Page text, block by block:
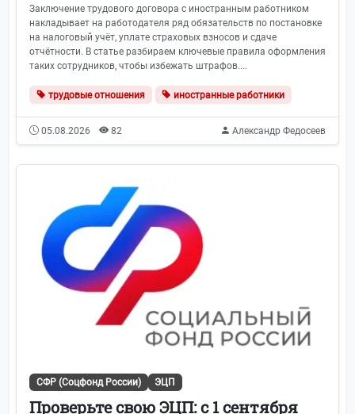
Заключение трудового договора с иностранным работником
накладывает на работодателя ряд обязательств по постановке
на налоговый учёт, уплате страховых взносов и сдаче
отчётности. В статье разбираем ключевые правила оформления
таких сотрудников, чтобы избежать штрафов....
трудовые отношения иностранные работники
05.08.2026 82 Александр Федосеев
СФР (Соцфонд России) ЭЦП
Проверьте свою ЭЦП: с 1 сентября